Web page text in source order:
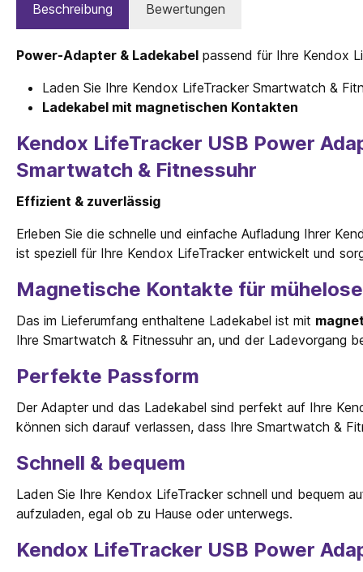
Beschreibung Bewertungen
Power-Adapter & Ladekabel passend für Ihre Kendox
Laden Sie Ihre Kendox LifeTracker Smartwatch &
Ladekabel mit magnetischen Kontakten
Kendox LifeTracker USB Power
Smartwatch & Fitnessuhr
Effizient & zuverlässig
Erleben Sie die schnelle und einfache Aufladung Ihrer
ist speziell für Ihre Kendox LifeTracker entwickelt und
Magnetische Kontakte für
Das im Lieferumfang enthaltene Ladekabel ist mit
Ihre Smartwatch & Fitnessuhr an, und der Ladevorgang
Perfekte Passform
Der Adapter und das Ladekabel sind perfekt auf Ihre
können sich darauf verlassen, dass Ihre Smartwatch &
Schnell & bequem
Laden Sie Ihre Kendox LifeTracker schnell und bequem
aufzuladen, egal ob zu Hause oder unterwegs.
Kendox LifeTracker USB Power